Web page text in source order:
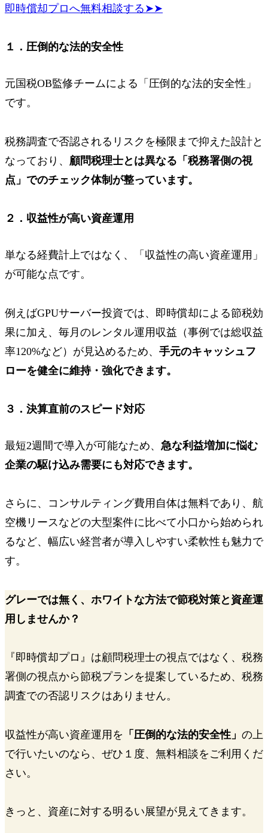
即時償却プロへ無料相談する➤➤
１．圧倒的な法的安全性
元国税OB監修チームによる 「圧倒的な法的安全性」
です。
税務調査で否認されるリスクを極限まで抑えた設計と
なっており、 顧問税理士とは異なる「税務署側の視
点」でのチェック体制が整っています。
２．収益性が高い資産運用
単なる経費計上ではなく、
「収益性の高い資産運用」
が可能な点です。
例えばGPUサーバー投資では、即時償却による節税効
果に加え、毎月のレンタル運用収益（事例では総収益
率120%など）が見込めるため、 手元のキャッシュフ
ローを健全に維持・強化できます。
３．決算直前のスピード対応
最短2週間で導入が可能なため、 急な利益増加に悩む
企業の駆け込み需要にも対応できます。
さらに、コンサルティング費用自体は無料であり、航
空機リースなどの大型案件に比べて小口から始められ
るなど、幅広い経営者が導入しやすい柔軟性も魅力で
す。
グレーでは無く、ホワイトな方法で節税対策と資産運
用しませんか？
『即時償却プロ』は顧問税理士の視点ではなく、税務
署側の視点から節税プランを提案しているため、 税務
調査での否認リスクはありません。
収益性が高い資産運用を 「圧倒的な法的安全性」 の上
で行いたいのなら、ぜひ１度、無料相談をご利用くだ
さい。
きっと、資産に対する明るい展望が見えてきます。